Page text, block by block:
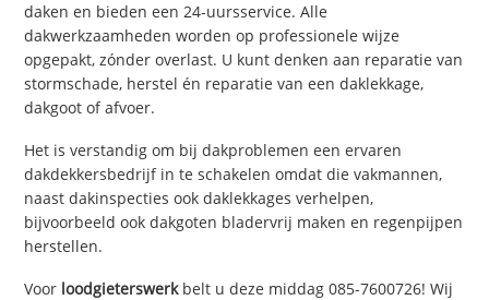
daken en bieden een 24-uursservice. Alle
dakwerkzaamheden worden op professionele wijze
opgepakt, zónder overlast. U kunt denken aan reparatie van
stormschade, herstel én reparatie van een daklekkage,
dakgoot of afvoer.
Het is verstandig om bij dakproblemen een ervaren
dakdekkersbedrijf in te schakelen omdat die vakmannen,
naast dakinspecties ook daklekkages verhelpen,
bijvoorbeeld ook dakgoten bladervrij maken en regenpijpen
herstellen.
Voor loodgieterswerkbelt u deze middag 085-7600726! Wij